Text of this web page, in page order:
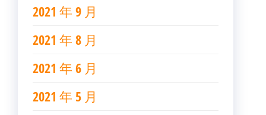
2021 年 9 月
2021 年 8 月
2021 年 6 月
2021 年 5 月